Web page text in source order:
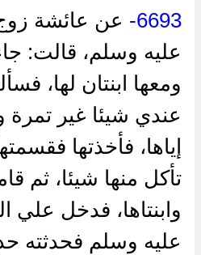
6693-
عن عائشة
عليه وسلم، قالت:
ومعها ابنتان لها،
عندي شيئا غير تمرة
إياها، فأخذتها
تأكل منها شيئا، ثم
وابنتاها، فدخل علي
عليه وسلم فحدثته